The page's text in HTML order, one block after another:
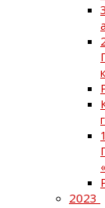
2023